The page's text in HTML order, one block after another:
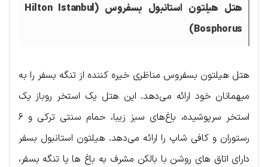
هتل هیلتون استانبول بسفروس (Hilton Istanbul
Bosphorus)
هتل هیلتون بسفروس مناظری خیره کننده از تنگه بسفر را به
میهمانان خود ارائه می‌دهد. این هتل یک استخر روباز یک
استخر سرپوشیده، باغ‌های سبز زیبا، حمام سنتی ترکی و ۶
رستوران و کافی شاپ را ارائه می‌دهد. هیلتون استانبول بسفر
دارای اتاق های روشن با بالکن مشرف به باغ ها یا تنگه بسفر،